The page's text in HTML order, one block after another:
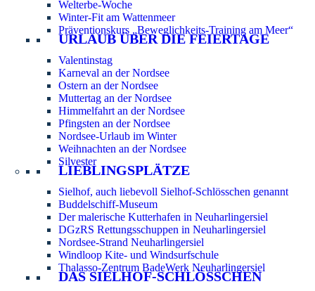
Welterbe-Woche
Winter-Fit am Wattenmeer
Präventionskurs „Beweglichkeits-Training am Meer“
URLAUB ÜBER DIE FEIERTAGE
Valentinstag
Karneval an der Nordsee
Ostern an der Nordsee
Muttertag an der Nordsee
Himmelfahrt an der Nordsee
Pfingsten an der Nordsee
Nordsee-Urlaub im Winter
Weihnachten an der Nordsee
Silvester
LIEBLINGSPLÄTZE
Sielhof, auch liebevoll Sielhof-Schlösschen genannt
Buddelschiff-Museum
Der malerische Kutterhafen in Neuharlingersiel
DGzRS Rettungsschuppen in Neuharlingersiel
Nordsee-Strand Neuharlingersiel
Windloop Kite- und Windsurfschule
Thalasso-Zentrum BadeWerk Neuharlingersiel
DAS SIELHOF-SCHLÖSSCHEN